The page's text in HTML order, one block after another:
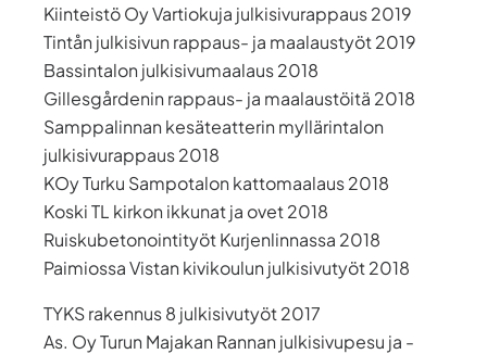
Kiinteistö Oy Vartiokuja julkisivurappaus 2019
Tintån julkisivun rappaus- ja maalaustyöt 2019
Bassintalon julkisivumaalaus 2018
Gillesgårdenin rappaus- ja maalaustöitä 2018
Samppalinnan kesäteatterin myllärintalon
julkisivurappaus 2018
KOy Turku Sampotalon kattomaalaus 2018
Koski TL kirkon ikkunat ja ovet 2018
Ruiskubetonointityöt Kurjenlinnassa 2018
Paimiossa Vistan kivikoulun julkisivutyöt 2018
TYKS rakennus 8 julkisivutyöt 2017
As. Oy Turun Majakan Rannan julkisivupesu ja -